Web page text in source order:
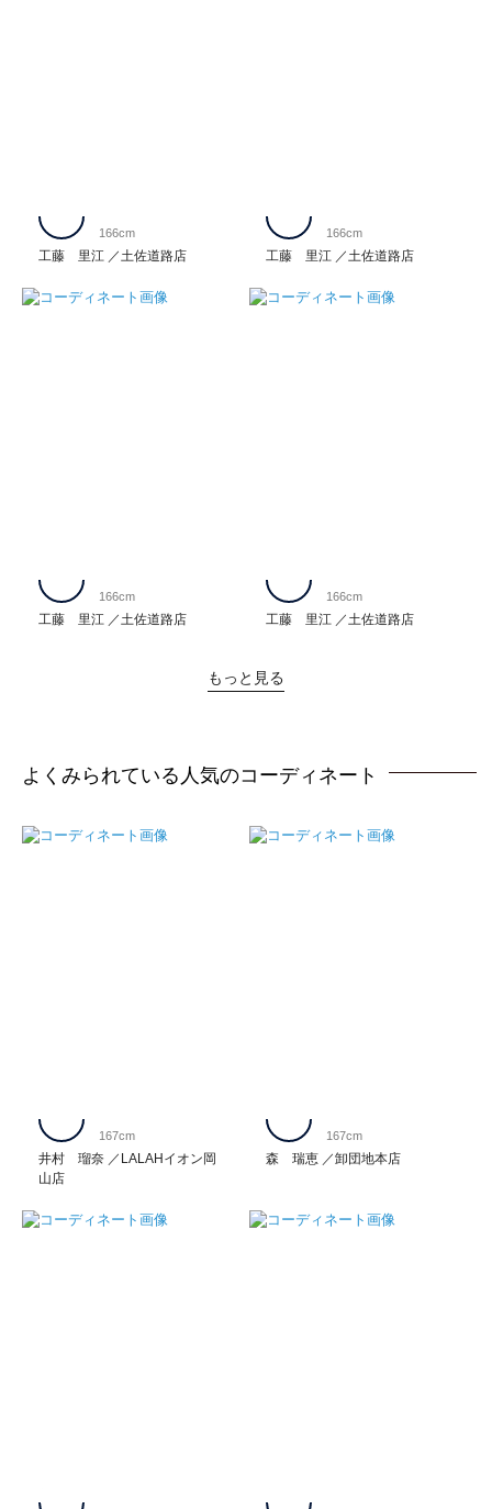
工藤 里江 土佐道路店
166cm
工藤 里江 土佐道路店
166cm
工藤 里江 土佐道路店
166cm
工藤 里江 土佐道路店
166cm
もっと見る
よくみられている人気のコーディネート
井村 瑠奈
LALAHイオン岡
山店
167cm
森 瑞恵 卸団地本店
167cm